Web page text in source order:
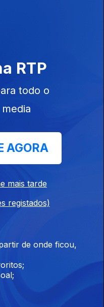
01 ago. 2026
RTP
todo o
AGORA
mais tarde
registados)
de onde ficou,